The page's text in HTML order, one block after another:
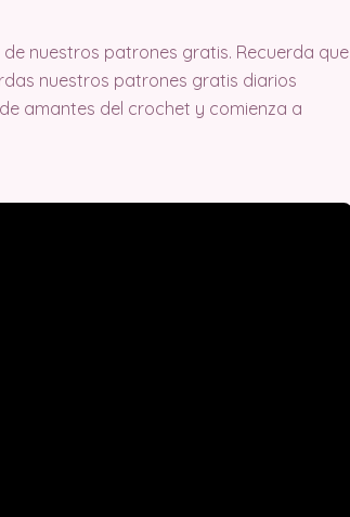
nuestros patrones gratis. Recuerda que
nuestros patrones gratis diarios
amantes del crochet y comienza a